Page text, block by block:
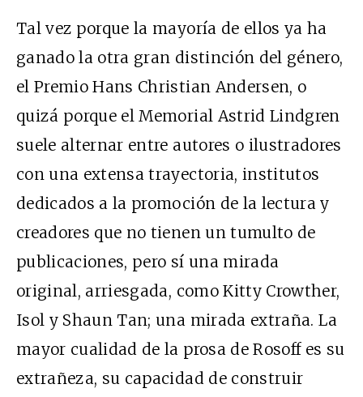
Tal vez porque la mayoría de ellos ya ha
ganado la otra gran distinción del género,
el Premio Hans Christian Andersen, o
quizá porque el Memorial Astrid Lindgren
suele alternar entre autores o ilustradores
con una extensa trayectoria, institutos
dedicados a la promoción de la lectura y
creadores que no tienen un tumulto de
publicaciones, pero sí una mirada
original, arriesgada, como Kitty Crowther,
Isol y Shaun Tan; una mirada extraña. La
mayor cualidad de la prosa de Rosoff es su
extrañeza, su capacidad de construir